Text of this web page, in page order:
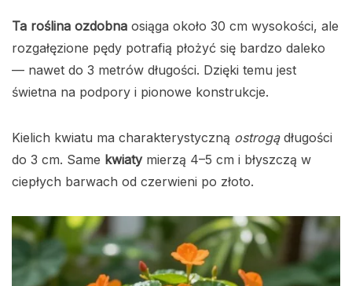
Ta roślina ozdobna osiąga około 30 cm wysokości, ale
rozgałęzione pędy potrafią płożyć się bardzo daleko
— nawet do 3 metrów długości. Dzięki temu jest
świetna na podpory i pionowe konstrukcje.
Kielich kwiatu ma charakterystyczną ostrogądługości
do 3 cm. Same kwiatymierzą 4–5 cm i błyszczą w
ciepłych barwach od czerwieni po złoto.